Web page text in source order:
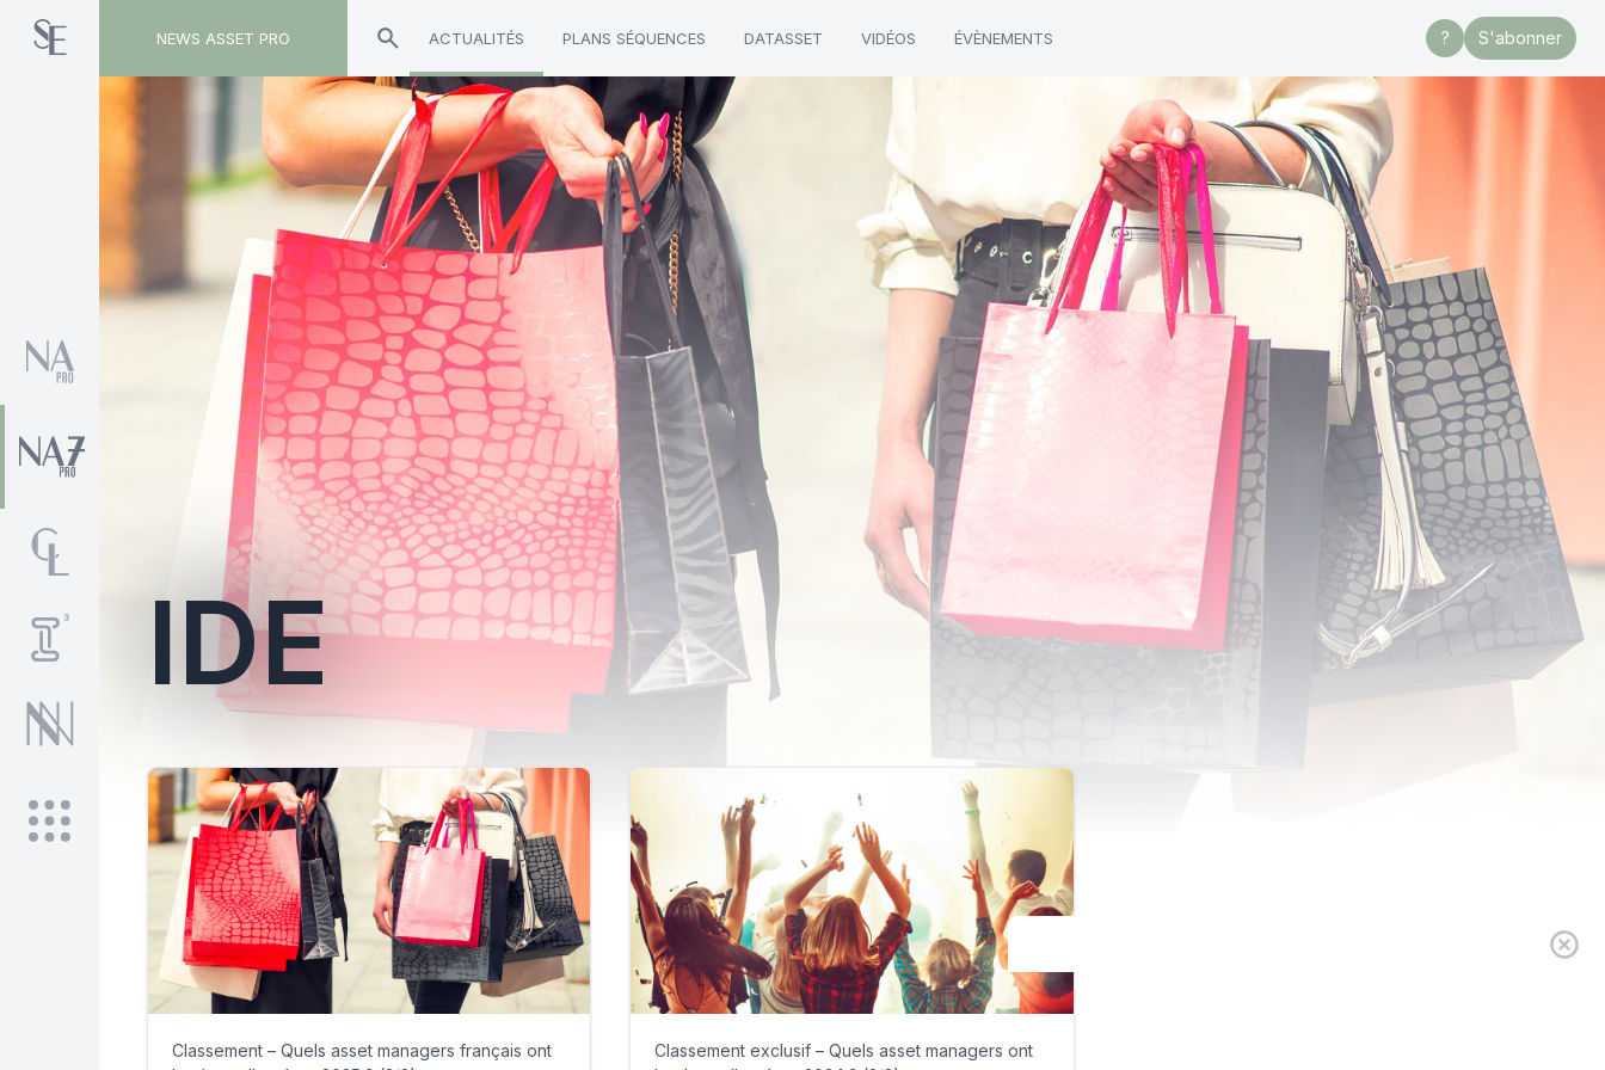
NEWS ASSET PRO ACTUALITÉS PLANS SÉQUENCES DATASSET VIDÉOS ÉVÈNEMENTS ? S'abonner
Toute l'actualité sur le tag "IDE"
IDE
Classement – Quels asset managers français ont
Classement exclusif – Quels asset managers ont